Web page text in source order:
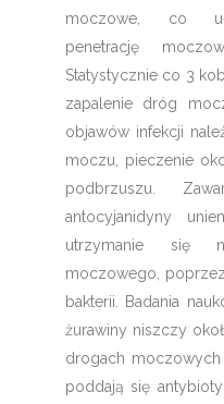
moczowe, co
penetrację
Statystycznie co 3
zapalenie dróg
objawów infekcji
moczu, pieczenie
podbrzuszu.
antocyjanidyny
utrzymanie się
moczowego,
bakterii. Badania
żurawiny niszczy
drogach
poddają się